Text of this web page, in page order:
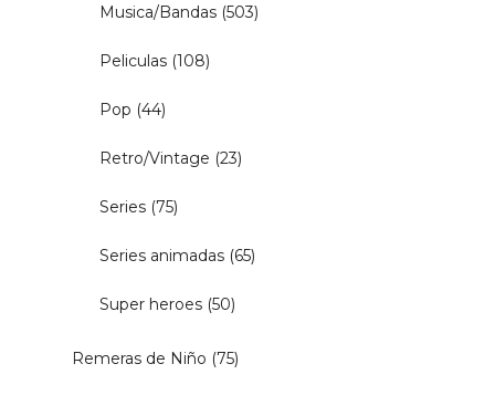
Musica/Bandas (503)
Peliculas (108)
Pop (44)
Retro/Vintage (23)
Series (75)
Series animadas (65)
Super heroes (50)
Remeras de Niño (75)